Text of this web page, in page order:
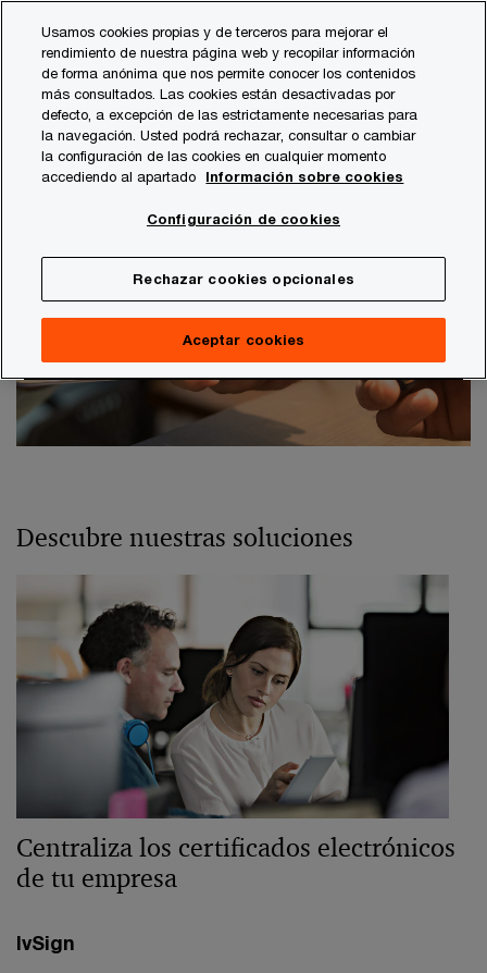
content
footer
Asesoramiento fiscal y legal
Control de certificados electrónicos, gestión de
firma digital y centralización de notificaciones de
la Administración Pública
Firma electrónica
Descubre nuestras soluciones
Centraliza los certificados electrónicos
de tu empresa
IvSign
Usamos cookies propias y de terceros para mejorar el
rendimiento de nuestra página web y recopilar información
de forma anónima que nos permite conocer los contenidos
más consultados. Las cookies están desactivadas por
defecto, a excepción de las estrictamente necesarias para
la navegación. Usted podrá rechazar, consultar o cambiar
la configuración de las cookies en cualquier momento
accediendo al apartado
Información sobre cookies
Configuración de cookies
Rechazar cookies opcionales
Aceptar cookies